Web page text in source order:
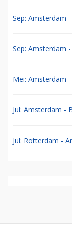
Sep: Amsterdam
Sep: Amsterdam
Mei: Amsterdam
Jul: Amsterdam -
Jul: Rotterdam -